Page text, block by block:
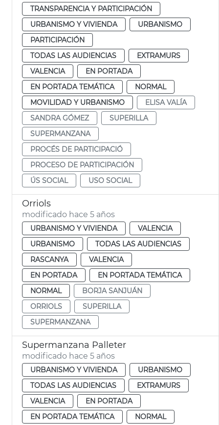
TRANSPARENCIA Y PARTICIPACIÓN
URBANISMO Y VIVIENDA
URBANISMO
PARTICIPACIÓN
TODAS LAS AUDIENCIAS
EXTRAMURS
VALENCIA
EN PORTADA
EN PORTADA TEMÁTICA
NORMAL
MOVILIDAD Y URBANISMO
ELISA VALÍA
SANDRA GÓMEZ
SUPERILLA
SUPERMANZANA
PROCÉS DE PARTICIPACIÓ
PROCESO DE PARTICIPACIÓN
ÚS SOCIAL
USO SOCIAL
Orriols
modificado hace 5 años
URBANISMO Y VIVIENDA
VALENCIA
URBANISMO
TODAS LAS AUDIENCIAS
RASCANYA
VALENCIA
EN PORTADA
EN PORTADA TEMÁTICA
NORMAL
BORJA SANJUÁN
ORRIOLS
SUPERILLA
SUPERMANZANA
Supermanzana Palleter
modificado hace 5 años
URBANISMO Y VIVIENDA
URBANISMO
TODAS LAS AUDIENCIAS
EXTRAMURS
VALENCIA
EN PORTADA
EN PORTADA TEMÁTICA
NORMAL